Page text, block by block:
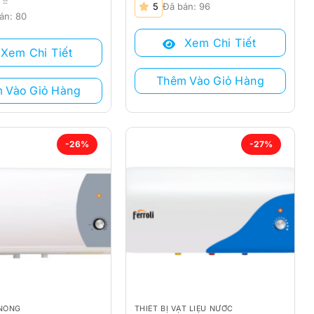
₫.
80
Xem Chi Tiết
Vào Giỏ Hàng
gốc
là:
2.630.000 ₫.
hiện
tại
1.960.000 ₫.
5 Đã bán: 96
Xem Chi Tiết
Thêm Vào Giỏ Hàng
-26% -27%
THIẾT BỊ VẬT LIỆU NƯỚC